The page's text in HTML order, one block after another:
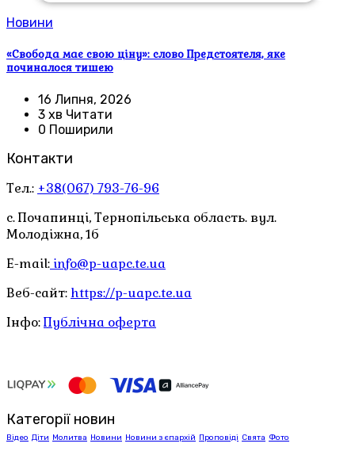
Новини
«Свобода має свою ціну»: слово Предстоятеля, яке
починалося тишею
16 Липня, 2026
3 хв Читати
0 Поширили
Контакти
Тел.: +38(067) 793-76-96
с. Почапинці, Тернопільська область. вул.
Молодіжна, 1б
E-mail: info@p-uapc.te.ua
Веб-сайт: https://p-uapc.te.ua
Інфо:Публічна оферта
Категорії новин
Відео Діти Молитва Новини Новини з єпархій Проповіді Свята Фото